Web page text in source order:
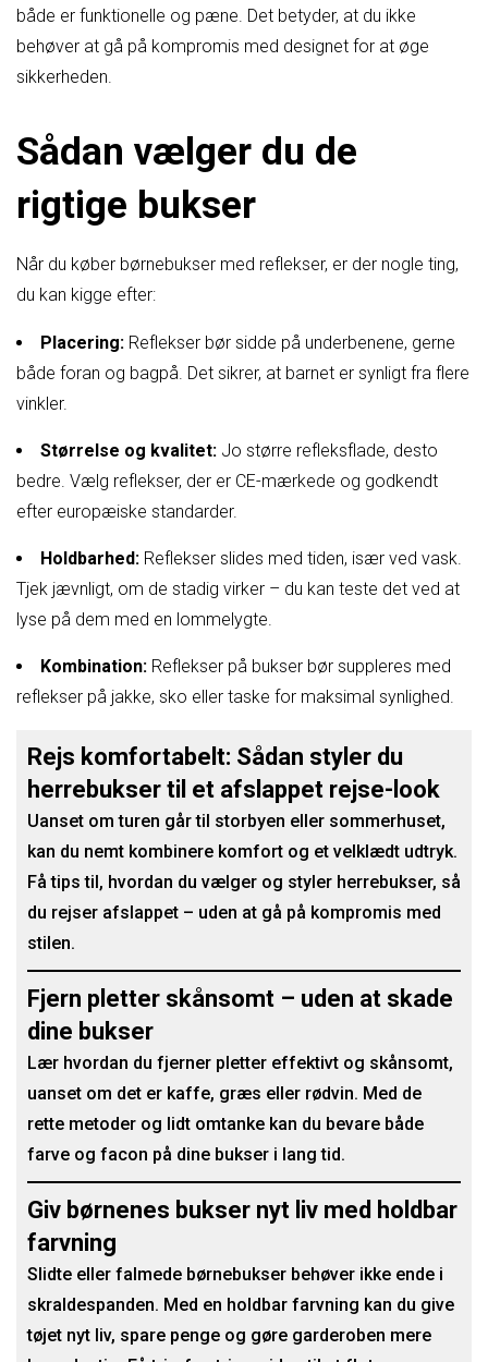
både er funktionelle og pæne. Det betyder, at du ikke
behøver at gå på kompromis med designet for at øge
sikkerheden.
Sådan vælger du de
rigtige bukser
Når du køber børnebukser med reflekser, er der nogle ting,
du kan kigge efter:
Placering: Reflekser bør sidde på underbenene, gerne
både foran og bagpå. Det sikrer, at barnet er synligt fra flere
vinkler.
Størrelse og kvalitet: Jo større refleksflade, desto
bedre. Vælg reflekser, der er CE-mærkede og godkendt
efter europæiske standarder.
Holdbarhed: Reflekser slides med tiden, især ved vask.
Tjek jævnligt, om de stadig virker – du kan teste det ved at
lyse på dem med en lommelygte.
Kombination: Reflekser på bukser bør suppleres med
reflekser på jakke, sko eller taske for maksimal synlighed.
Rejs komfortabelt: Sådan styler du
herrebukser til et afslappet rejse-look
Uanset om turen går til storbyen eller sommerhuset,
kan du nemt kombinere komfort og et velklædt udtryk.
Få tips til, hvordan du vælger og styler herrebukser, så
du rejser afslappet – uden at gå på kompromis med
stilen.
Fjern pletter skånsomt – uden at skade
dine bukser
Lær hvordan du fjerner pletter effektivt og skånsomt,
uanset om det er kaffe, græs eller rødvin. Med de
rette metoder og lidt omtanke kan du bevare både
farve og facon på dine bukser i lang tid.
Giv børnenes bukser nyt liv med holdbar
farvning
Slidte eller falmede børnebukser behøver ikke ende i
skraldespanden. Med en holdbar farvning kan du give
tøjet nyt liv, spare penge og gøre garderoben mere